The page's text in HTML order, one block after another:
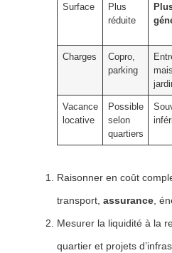
Surface
Plus
réduite
Charges
Copro,
parking
Vacance
locative
Possible
selon
quartiers
Raisonner en coût
transport,assurance,
Mesurer la liquidité à la
quartier et projets